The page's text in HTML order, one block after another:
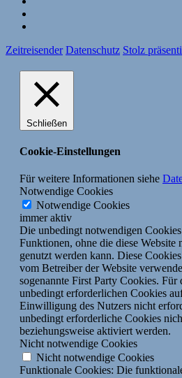
Zeitreisender Datenschutz Stolz
Schließen
Cookie-Einstellungen
Für weitere Informationen siehe
Notwendige Cookies
Notwendige Cookies
immer aktiv
Die unbedingt notwendigen
Funktionen, ohne die diese Website
genutzt werden kann. Diese
vom Betreiber der Website
sogenannte First Party Cookies. Für
unbedingt erforderlichen Cookies
Einwilligung des Nutzers nicht
unbedingt erforderliche Cookies
beziehungsweise aktiviert werden.
Nicht notwendige Cookies
Nicht notwendige Cookies
Funktionale Cookies: Die